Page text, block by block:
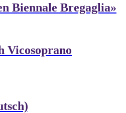
Biennale Bregaglia»
Vicosoprano